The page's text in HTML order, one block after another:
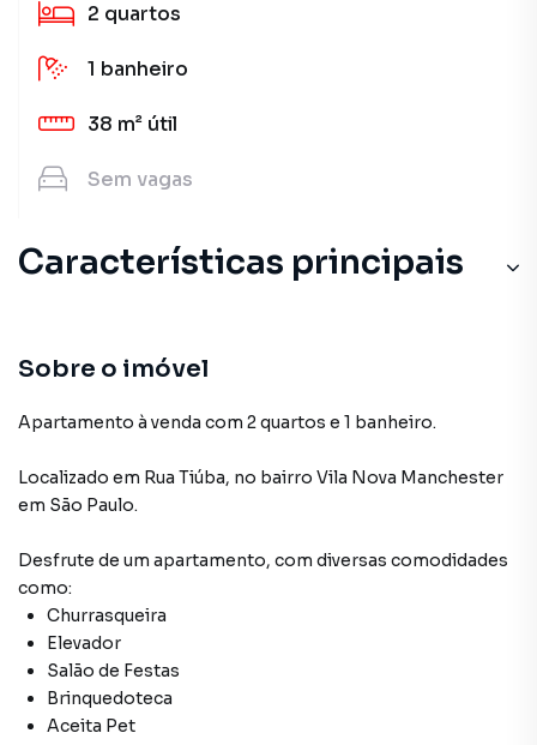
2 quartos
1 banheiro
38 m² útil
Sem vagas
Características principais
Sobre o imóvel
Apartamento à venda com 2 quartos e 1 banheiro.
Localizado em Rua Tiúba, no bairro Vila Nova Manchester
em São Paulo.
Desfrute de um apartamento, com diversas comodidades
como:
Churrasqueira
Elevador
Salão de Festas
Brinquedoteca
Aceita Pet